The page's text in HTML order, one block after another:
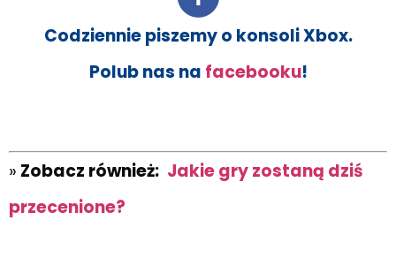
Codziennie piszemy o konsoli Xbox.
Polub nas na facebooku!
» Zobacz również: Jakie gry zostaną dziś
przecenione?